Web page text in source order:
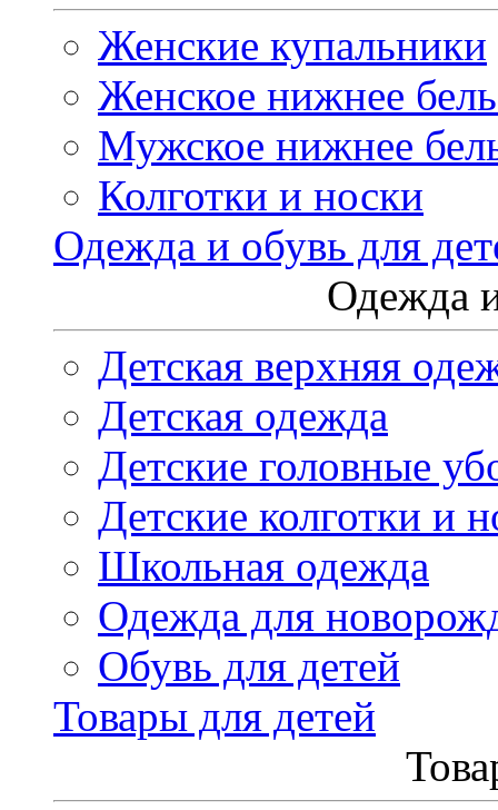
Женские купальники
Женское нижнее
Мужское нижнее
Колготки и носки
Одежда и обувь для
Одежда
Детская верхняя
Детская одежда
Детские головные
Детские колготки и
Школьная одежда
Одежда для
Обувь для детей
Товары для детей